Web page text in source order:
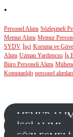
.
Personel Alımı Sözleşmeli
Memur Alımı Memur
SYDV İşçi Koruma ve
Alımı Uzman Yardımcısı İş
Büro Personeli Alımı
Komutanlığı personel alımları
MEMUR
İŞÇİ ALIMI